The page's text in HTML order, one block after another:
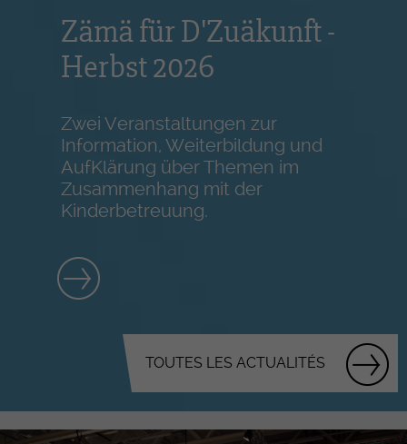
Zämä für D'Zuäkunft -
Herbst 2026
Zwei Veranstaltungen zur
Information, Weiterbildung und
AufKlärung über Themen im
Zusammenhang mit der
Kinderbetreuung.
TOUTES LES ACTUALITÉS